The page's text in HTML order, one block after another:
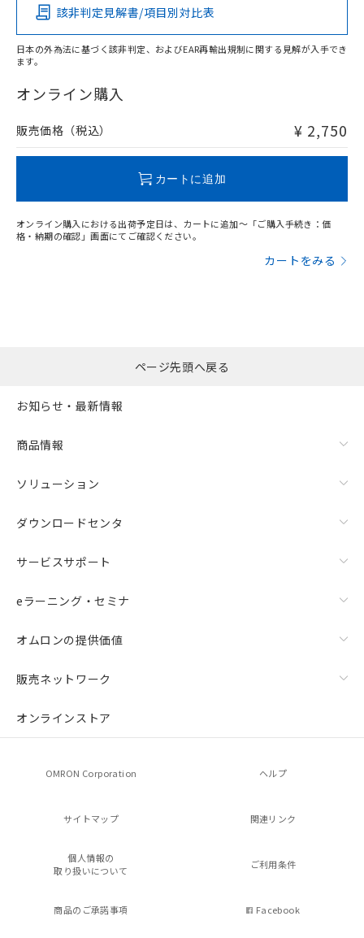
O
在庫等で未対応品が混在する可能性があります。
問い合わせください。
該非判定見解書/項目別対比表
日本の外為法に基づく該非判定、およびEAR再輸出規制に関する見解が入手でき
ます。
オンライン購入
販売価格（税込） ¥ 2,750
カートに追加
オンライン購入における出荷予定日は、カートに追加～「ご購入手続き：価
格・納期の確認」画面にてご確認ください。
カートをみる
ページ先頭へ戻る
お知らせ・最新情報
商品情報
ソリューション
ダウンロードセンタ
サービスサポート
eラーニング・セミナ
オムロンの提供価値
販売ネットワーク
オンラインストア
OMRON Corporation ヘルプ
サイトマップ 関連リンク
個人情報の
取り扱いについて
ご利用条件
商品のご承諾事項 Facebook